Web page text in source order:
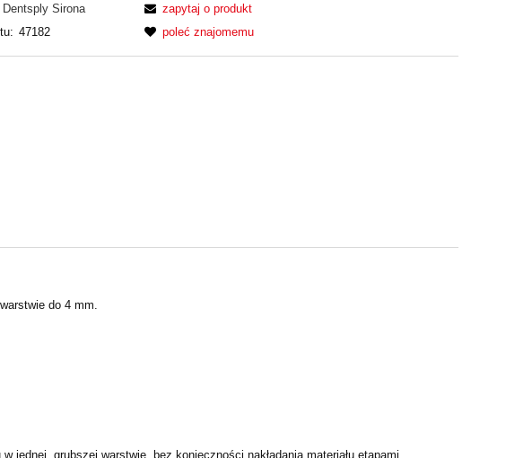
Dentsply Sirona
47182
zapytaj o produkt
poleć znajomemu
do 4 mm.
grubszej warstwie, bez konieczności nakładania materiału etapami,